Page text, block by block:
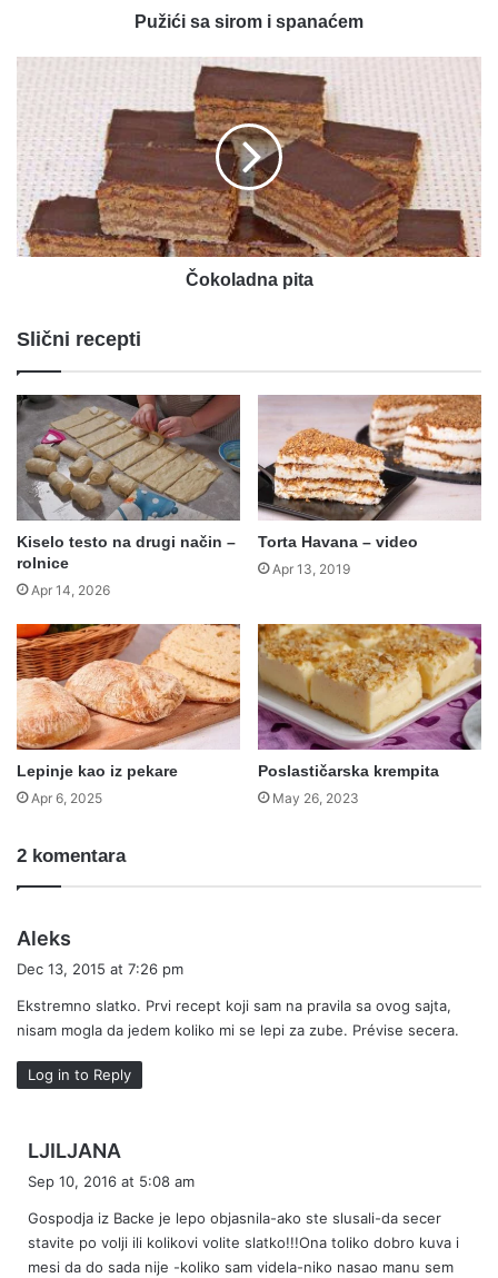
Pužići sa sirom i spanaćem
Čokoladna pita
Slični recepti
Kiselo testo na drugi način –
rolnice
Apr 14, 2026
Torta Havana – video
Apr 13, 2019
Lepinje kao iz pekare
Apr 6, 2025
Poslastičarska krempita
May 26, 2023
2 komentara
Aleks
a
s
:
Dec 13, 2015 at 7:26 pm
Ekstremno slatko. Prvi recept koji sam na pravila sa ovog sajta,
nisam mogla da jedem koliko mi se lepi za zube. Prévise secera.
Log in to Reply
LJILJANA
s
:
Sep 10, 2016 at 5:08 am
Gospodja iz Backe je lepo objasnila-ako ste slusali-da secer
stavite po volji ili kolikovi volite slatko!!!Ona toliko dobro kuva i
mesi da do sada nije -koliko sam videla-niko nasao manu sem